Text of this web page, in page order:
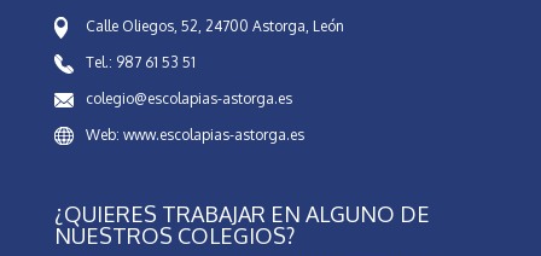
Calle Oliegos, 52, 24700 Astorga, León
Tel.: 987 61 53 51
colegio@escolapias-astorga.es
Web: www.escolapias-astorga.es
¿QUIERES TRABAJAR EN ALGUNO DE
NUESTROS COLEGIOS?